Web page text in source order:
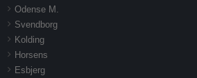
Odense M.
Svendborg
Kolding
Horsens
Esbjerg